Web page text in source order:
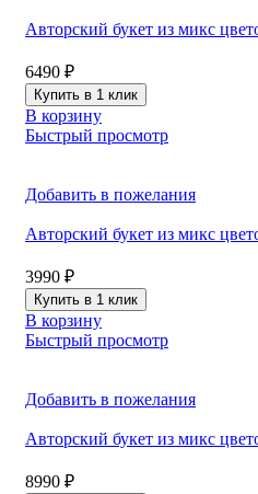
Авторский букет из микс
6490 ₽
Купить в 1 клик
В корзину
Быстрый просмотр
Добавить в пожелания
Авторский букет из микс
3990 ₽
Купить в 1 клик
В корзину
Быстрый просмотр
Добавить в пожелания
Авторский букет из микс
8990 ₽